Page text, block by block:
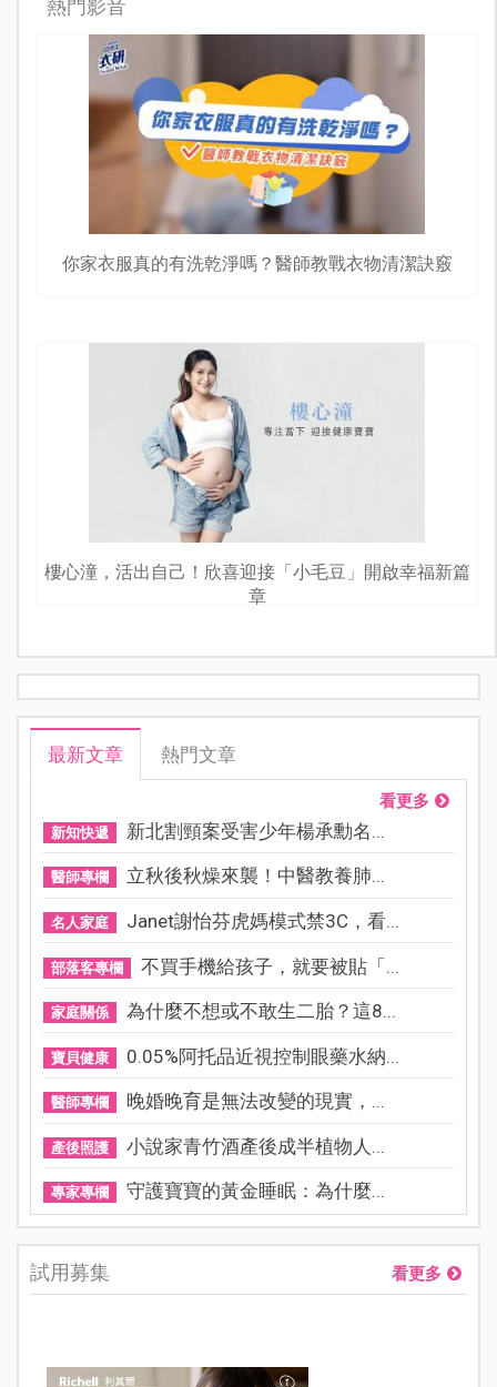
熱門影音
你家衣服真的有洗乾淨嗎？醫師教戰衣物清潔訣竅
樓心潼，活出自己！欣喜迎接「小毛豆」開啟幸福新篇
章
最新文章 熱門文章
看更多
新知快遞 新北割頸案受害少年楊承勳名...
醫師專欄 立秋後秋燥來襲！中醫教養肺...
名人家庭 Janet謝怡芬虎媽模式禁3C，看...
部落客專欄 不買手機給孩子，就要被貼「...
家庭關係 為什麼不想或不敢生二胎？這8...
寶貝健康 0.05%阿托品近視控制眼藥水納...
醫師專欄 晚婚晚育是無法改變的現實，...
產後照護 小說家青竹酒產後成半植物人...
專家專欄 守護寶寶的黃金睡眠：為什麼...
試用募集 看更多